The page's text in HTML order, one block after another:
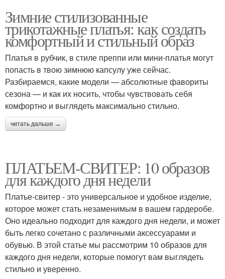
Зимние стилизованные
трикотажные платья: как создать
комфортный и стильный образ
Платья в рубчик, в стиле преппи или мини-платья могут
попасть в твою зимнюю капсулу уже сейчас.
Разбираемся, какие модели — абсолютные фавориты
сезона — и как их носить, чтобы чувствовать себя
комфортно и выглядеть максимально стильно.
читать дальше →
ПЛАТЬЕМ-СВИТЕР: 10 образов
для каждого дня недели
Платье-свитер - это универсальное и удобное изделие,
которое может стать незаменимым в вашем гардеробе.
Оно идеально подходит для каждого дня недели, и может
быть легко сочетано с различными аксессуарами и
обувью. В этой статье мы рассмотрим 10 образов для
каждого дня недели, которые помогут вам выглядеть
стильно и уверенно.